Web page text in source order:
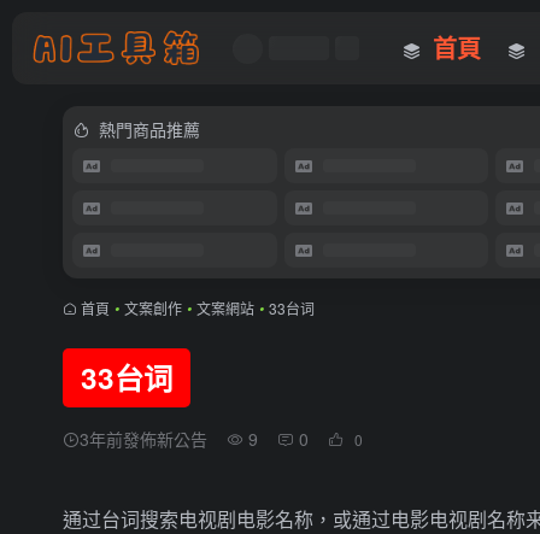
首頁
熱門商品推薦
首頁 • 文案創作 • 文案網站 • 33台词
33台词
3年前發佈新公告 9 0 0
通过台词搜索电视剧电影名称，或通过电影电视剧名称